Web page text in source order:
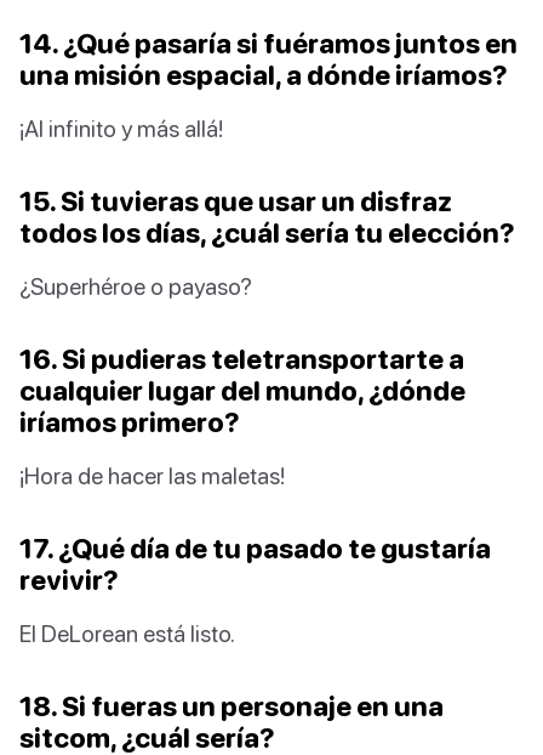
14. ¿Qué pasaría si fuéramos juntos en
una misión espacial, a dónde iríamos?
¡Al infinito y más allá!
15. Si tuvieras que usar un disfraz
todos los días, ¿cuál sería tu elección?
¿Superhéroe o payaso?
16. Si pudieras teletransportarte a
cualquier lugar del mundo, ¿dónde
iríamos primero?
¡Hora de hacer las maletas!
17. ¿Qué día de tu pasado te gustaría
revivir?
El DeLorean está listo.
18. Si fueras un personaje en una
sitcom, ¿cuál sería?